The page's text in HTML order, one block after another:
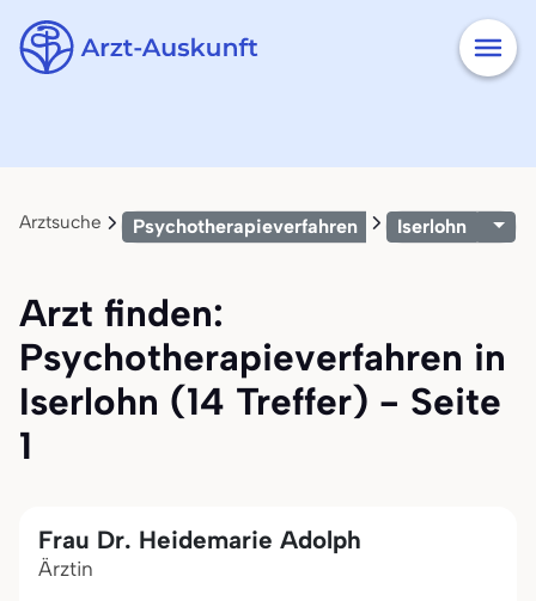
Arztsuche Psychotherapieverfahren Iserlohn
Arzt finden:
Psychotherapieverfahren in
Iserlohn (14 Treffer) - Seite
1
Frau Dr. Heidemarie Adolph
Ärztin